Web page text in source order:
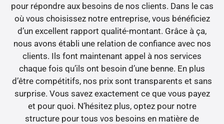
pour répondre aux besoins de nos clients. Dans le cas
où vous choisissez notre entreprise, vous bénéficiez
d’un excellent rapport qualité-montant. Grâce à ça,
nous avons établi une relation de confiance avec nos
clients. Ils font maintenant appel à nos services
chaque fois qu’ils ont besoin d’une benne. En plus
d’être compétitifs, nos prix sont transparents et sans
surprise. Vous savez exactement ce que vous payez
et pour quoi. N’hésitez plus, optez pour notre
structure pour tous vos besoins en matière de